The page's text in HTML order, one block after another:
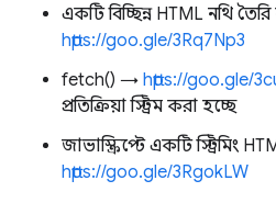
একটি বিচ্ছিন্ন HTML নথি
https://goo.gle/3Rq7Np3
fetch() → https://goo.gle/
প্রতিক্রিয়া স্ট্রিম করা হচ্ছে
জাভাস্ক্রিপ্টে একটি স্ট্রিমিং
https://goo.gle/3RgokLW